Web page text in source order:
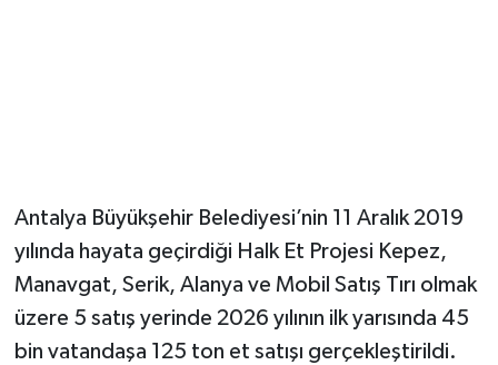
Antalya Büyükşehir Belediyesi’nin 11 Aralık 2019
yılında hayata geçirdiği Halk Et Projesi Kepez,
Manavgat, Serik, Alanya ve Mobil Satış Tırı olmak
üzere 5 satış yerinde 2026 yılının ilk yarısında 45
bin vatandaşa 125 ton et satışı gerçekleştirildi.